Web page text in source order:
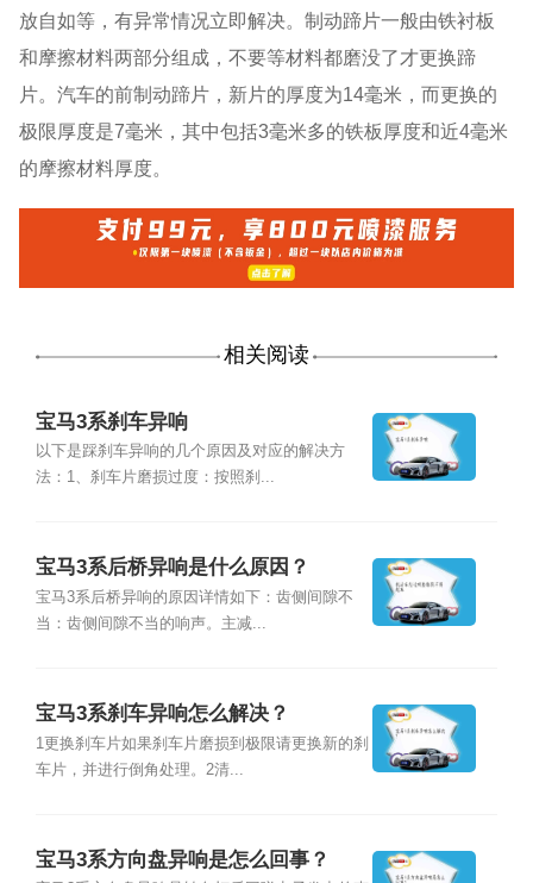
放自如等，有异常情况立即解决。制动蹄片一般由铁衬板
和摩擦材料两部分组成，不要等材料都磨没了才更换蹄
片。汽车的前制动蹄片，新片的厚度为14毫米，而更换的
极限厚度是7毫米，其中包括3毫米多的铁板厚度和近4毫米
的摩擦材料厚度。
相关阅读
宝马3系刹车异响
以下是踩刹车异响的几个原因及对应的解决方
法：1、刹车片磨损过度：按照刹...
宝马3系后桥异响是什么原因？
宝马3系后桥异响的原因详情如下：齿侧间隙不
当：齿侧间隙不当的响声。主减...
宝马3系刹车异响怎么解决？
1更换刹车片如果刹车片磨损到极限请更换新的刹
车片，并进行倒角处理。2清...
宝马3系方向盘异响是怎么回事？